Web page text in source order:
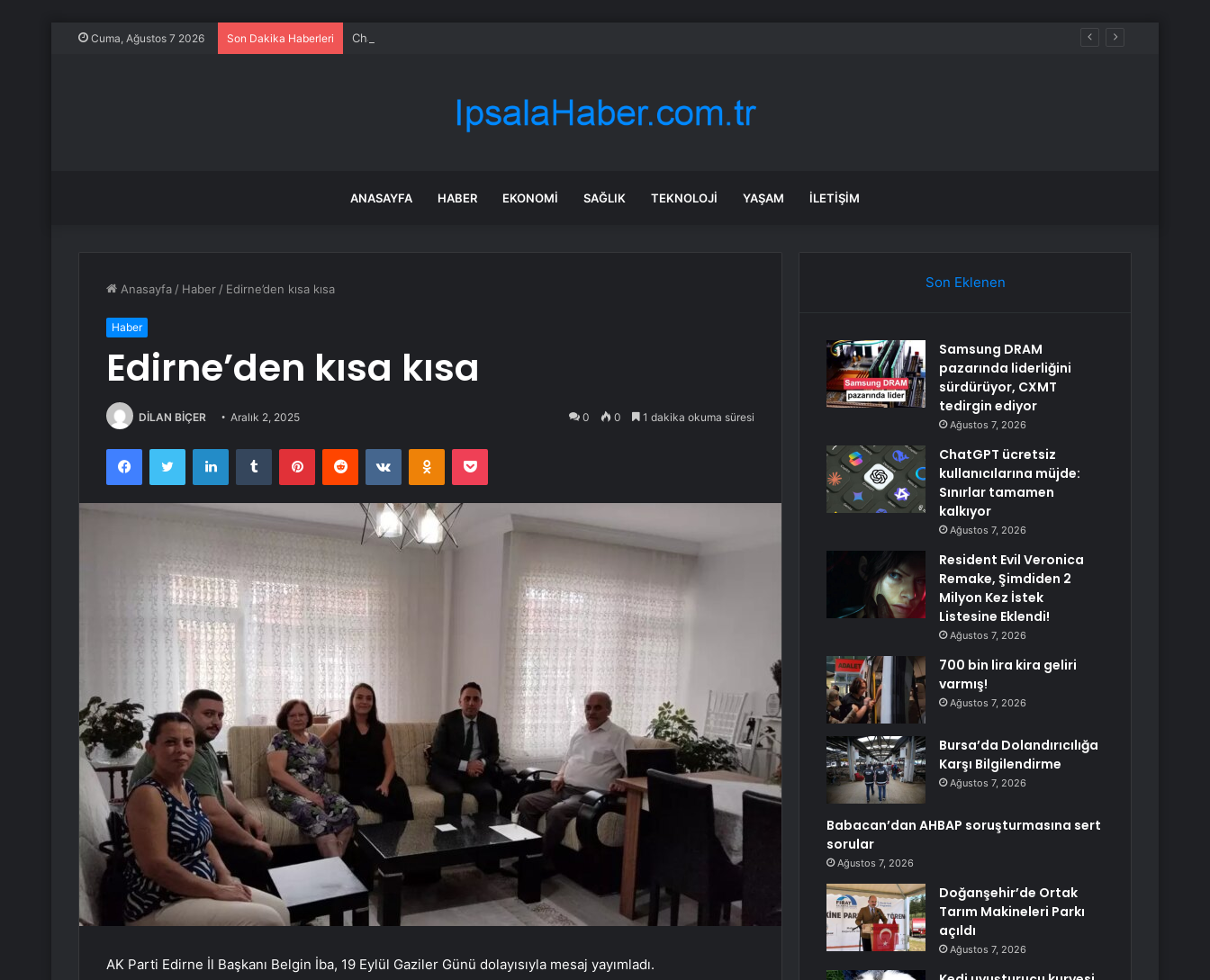
Cuma, Ağustos 7 2026 Son Dakika Haberleri ChatGPT ücretsiz kullanıcılarına müjde: Sınırlar tamamen kalkıyor
ANASAYFA HABER EKONOMI SAĞLIK TEKNOLOJI YAŞAM İLETIŞIM
Anasayfa / Haber / Edirne’den kısa kısa
Haber
Edirne’den kısa kısa
DİLAN BİÇER Aralık 2, 2025 0 0 1 dakika okuma süresi
FacebookTwitter LinkedInTumblr PinterestReddit VKontakteOdnoklassniki
Pocket
AK Parti Edirne İl Başkanı Belgin İba, 19 Eylül Gaziler Günü dolayısıyla mesaj yayımladı.
Son Eklenen
Samsung DRAM
pazarında liderliğini
sürdürüyor, CXMT
tedirgin ediyor
Ağustos 7, 2026
ChatGPT ücretsiz
kullanıcılarına müjde:
Sınırlar tamamen
kalkıyor
Ağustos 7, 2026
Resident Evil Veronica
Remake, Şimdiden 2
Milyon Kez İstek
Listesine Eklendi!
Ağustos 7, 2026
700 bin lira kira geliri
varmış!
Ağustos 7, 2026
Bursa’da Dolandırıcılığa
Karşı Bilgilendirme
Ağustos 7, 2026
Babacan’dan AHBAP soruşturmasına sert
sorular
Ağustos 7, 2026
Doğanşehir’de Ortak
Tarım Makineleri Parkı
açıldı
Ağustos 7, 2026